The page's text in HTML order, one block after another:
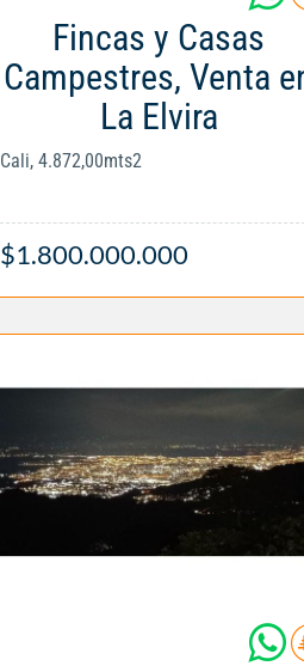
Fincas y Casas
Campestres, Venta
La Elvira
Cali, 4.872,00mts2
$1.800.000.000